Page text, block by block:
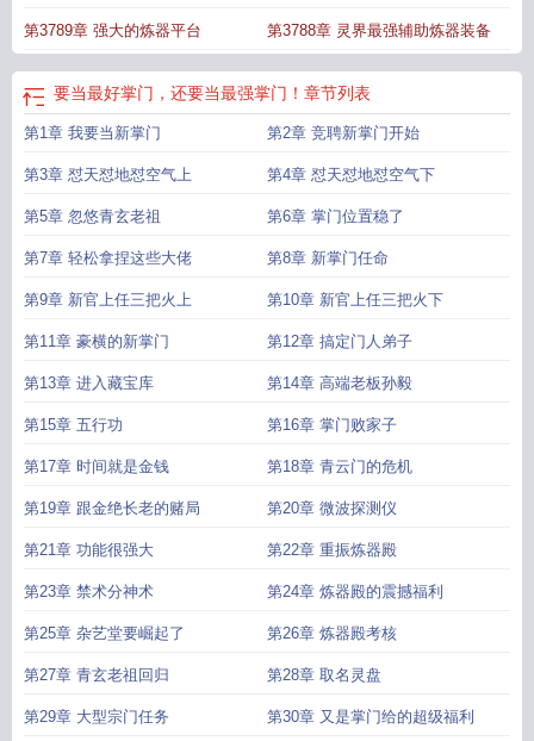
第3789章 强大的炼器平台 第3788章 灵界最强辅助炼器装备
要当最好掌门，还要当最强掌门！ 章节列表
第1章 我要当新掌门 第2章 竞聘新掌门开始
第3章 怼天怼地怼空气上 第4章 怼天怼地怼空气下
第5章 忽悠青玄老祖 第6章 掌门位置稳了
第7章 轻松拿捏这些大佬 第8章 新掌门任命
第9章 新官上任三把火上 第10章 新官上任三把火下
第11章 豪横的新掌门 第12章 搞定门人弟子
第13章 进入藏宝库 第14章 高端老板孙毅
第15章 五行功 第16章 掌门败家子
第17章 时间就是金钱 第18章 青云门的危机
第19章 跟金绝长老的赌局 第20章 微波探测仪
第21章 功能很强大 第22章 重振炼器殿
第23章 禁术分神术 第24章 炼器殿的震撼福利
第25章 杂艺堂要崛起了 第26章 炼器殿考核
第27章 青玄老祖回归 第28章 取名灵盘
第29章 大型宗门任务 第30章 又是掌门给的超级福利